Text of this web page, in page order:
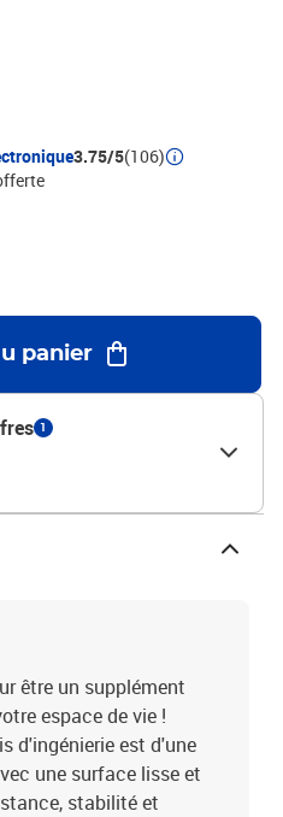
surface lisse et présente
d'ordinateur comprend une
avec un tiroir et des
de trier soigneusement vos livres
ce qui offre un bureau propre
design minimaliste permet à
dans votre décor.
bascule, ce produit doit être
murale fourni. Remarque
manuel de montage dans la boîte
x 75 cm (l x P x H)Legal
de détails sur la façon
3.75/5(106)
panier
1
être un supplément
espace de vie !
d'ingénierie est d'une
une surface lisse et
stabilité et